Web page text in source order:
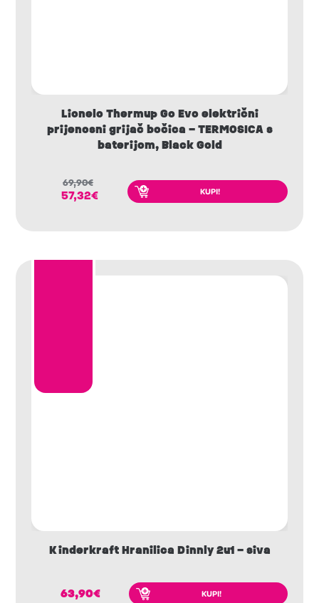
Lionelo Thermup Go Evo električni
prijenosni grijač bočica – TERMOSICA s
baterijom, Black Gold
69,90€
57,32€ KUPI!
Kinderkraft Hranilica Dinnly 2u1 – siva
63,90€ KUPI!